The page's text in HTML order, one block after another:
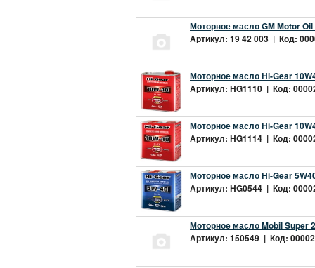
Моторное масло GM Motor
Артикул: 19 42 003 | Код:
Моторное масло Hi-Gear
Артикул: HG1110 | Код:
Моторное масло Hi-Gear
Артикул: HG1114 | Код:
Моторное масло Hi-Gear
Артикул: HG0544 | Код:
Моторное масло Mobil Super
Артикул: 150549 | Код: